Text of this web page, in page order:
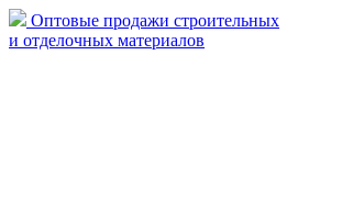
Оптовые продажи строительных
и отделочных материалов